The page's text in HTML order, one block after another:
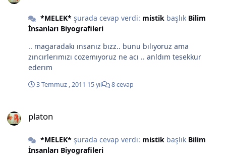
*MELEK*şurada cevap verdi: mistikbaşlık Bilim
İnsanları Biyografileri
.. magaradakı ınsanız bızz.. bunu bılıyoruz ama
zıncırlerımızı cozemıyoruz ne acı .. anldım tesekkur
ederım
3 Temmuz , 2011 15 yıl 8 cevap
platon
*MELEK*şurada cevap verdi: mistikbaşlık Bilim
İnsanları Biyografileri